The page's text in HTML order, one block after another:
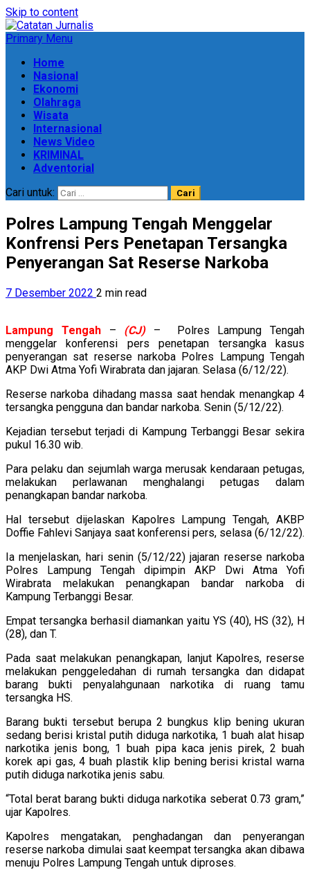
Skip to content
Primary Menu
Home
Nasional
Ekonomi
Olahraga
Wisata
Internasional
News Video
KRIMINAL
Adventorial
Cari untuk:
Polres Lampung Tengah Menggelar
Konfrensi Pers Penetapan Tersangka
Penyerangan Sat Reserse Narkoba
7 Desember 2022 2 min read
Lampung Tengah– (CJ)– Polres Lampung Tengah
menggelar konferensi pers penetapan tersangka kasus
penyerangan sat reserse narkoba Polres Lampung Tengah
AKP Dwi Atma Yofi Wirabrata dan jajaran. Selasa (6/12/22).
Reserse narkoba dihadang massa saat hendak menangkap 4
tersangka pengguna dan bandar narkoba. Senin (5/12/22).
Kejadian tersebut terjadi di Kampung Terbanggi Besar sekira
pukul 16.30 wib.
Para pelaku dan sejumlah warga merusak kendaraan petugas,
melakukan perlawanan menghalangi petugas dalam
penangkapan bandar narkoba.
Hal tersebut dijelaskan Kapolres Lampung Tengah, AKBP
Doffie Fahlevi Sanjaya saat konferensi pers, selasa (6/12/22).
Ia menjelaskan, hari senin (5/12/22) jajaran reserse narkoba
Polres Lampung Tengah dipimpin AKP Dwi Atma Yofi
Wirabrata melakukan penangkapan bandar narkoba di
Kampung Terbanggi Besar.
Empat tersangka berhasil diamankan yaitu YS (40), HS (32), H
(28), dan T.
Pada saat melakukan penangkapan, lanjut Kapolres, reserse
melakukan penggeledahan di rumah tersangka dan didapat
barang bukti penyalahgunaan narkotika di ruang tamu
tersangka HS.
Barang bukti tersebut berupa 2 bungkus klip bening ukuran
sedang berisi kristal putih diduga narkotika, 1 buah alat hisap
narkotika jenis bong, 1 buah pipa kaca jenis pirek, 2 buah
korek api gas, 4 buah plastik klip bening berisi kristal warna
putih diduga narkotika jenis sabu.
“Total berat barang bukti diduga narkotika seberat 0.73 gram,”
ujar Kapolres.
Kapolres mengatakan, penghadangan dan penyerangan
reserse narkoba dimulai saat keempat tersangka akan dibawa
menuju Polres Lampung Tengah untuk diproses.